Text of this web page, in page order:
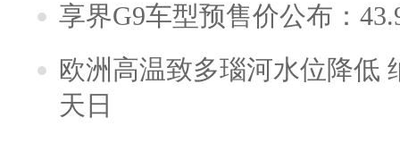
享界G9车型预售价公布：
欧洲高温致多瑙河水位降低
天日